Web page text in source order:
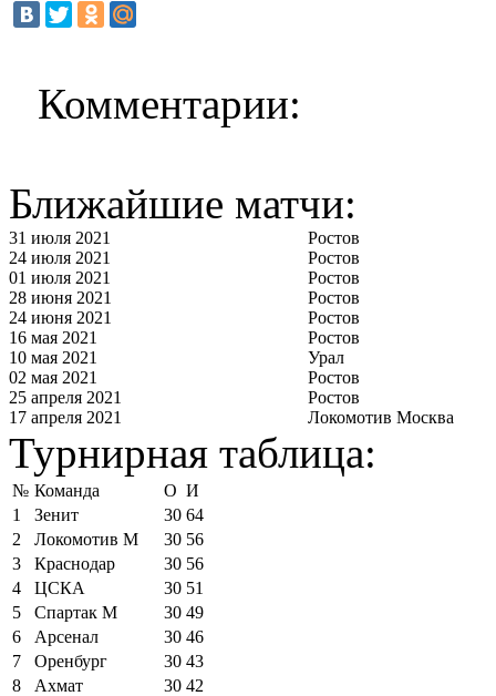
Комментарии:
Ближайшие матчи:
31 июля 2021
Ростов
24 июля 2021
Ростов
01 июля 2021
Ростов
28 июня 2021
Ростов
24 июня 2021
Ростов
16 мая 2021
Ростов
10 мая 2021
Урал
02 мая 2021
Ростов
25 апреля 2021
Ростов
17 апреля 2021
Локомотив Москва
Турнирная таблица:
№ Команда О И
1
Зенит 30 64
2
Локомотив М 30 56
3
Краснодар 30 56
4
ЦСКА 30 51
5
Спартак М 30 49
6
Арсенал 30 46
7
Оренбург 30 43
8
Ахмат 30 42